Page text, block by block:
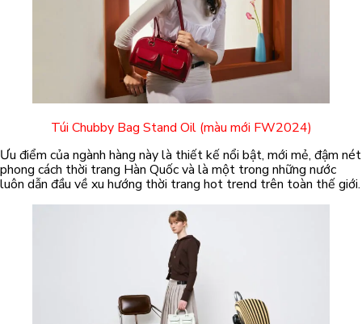
Túi Chubby Bag Stand Oil (màu mới FW2024)
Ưu điểm của ngành hàng này là thiết kế nổi bật, mới mẻ, đậm nét
phong cách thời trang Hàn Quốc và là một trong những nước
luôn dẫn đầu về xu hướng thời trang hot trend trên toàn thế giới.